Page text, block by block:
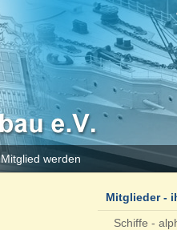
Mitglied werden
Mitglieder -
Schiffe -